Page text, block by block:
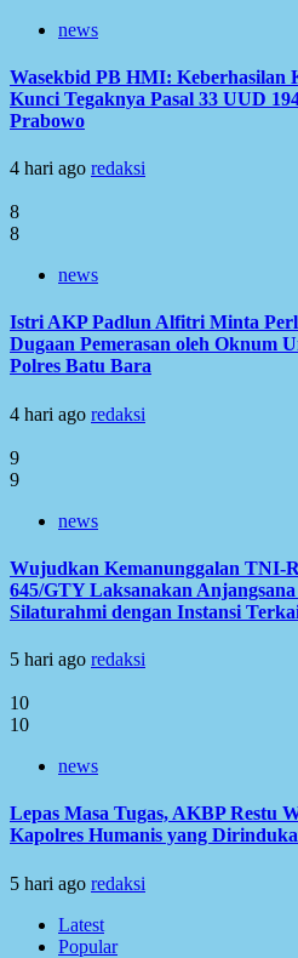
news
Wasekbid PB HMI: Keberhasilan
Kunci Tegaknya Pasal 33 UUD
Prabowo
4 hari ago redaksi
8
8
news
Istri AKP Padlun Alfitri Minta
Dugaan Pemerasan oleh Oknum
Polres Batu Bara
4 hari ago redaksi
9
9
news
Wujudkan Kemanunggalan TNI-
645/GTY Laksanakan
Silaturahmi dengan Instansi
5 hari ago redaksi
10
10
news
Lepas Masa Tugas, AKBP Restu
Kapolres Humanis yang
5 hari ago redaksi
Latest
Popular